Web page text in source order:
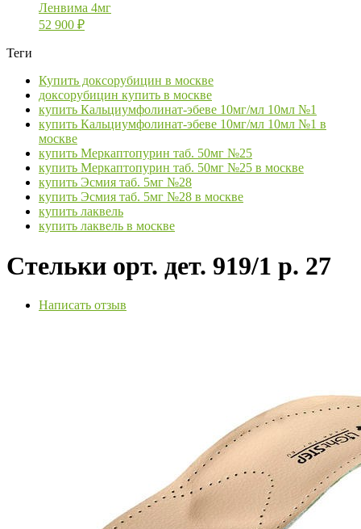
Ленвима 4мг
52 900 ₽
Теги
Купить доксорубицин в москве
доксорубицин купить в москве
купить Кальциумфолинат-эбеве 10мг/мл 10мл №1
купить Кальциумфолинат-эбеве 10мг/мл 10мл №1 в
москве
купить Меркаптопурин таб. 50мг №25
купить Меркаптопурин таб. 50мг №25 в москве
купить Эсмия таб. 5мг №28
купить Эсмия таб. 5мг №28 в москве
купить лаквель
купить лаквель в москве
Стельки орт. дет. 919/1 р. 27
Написать отзыв